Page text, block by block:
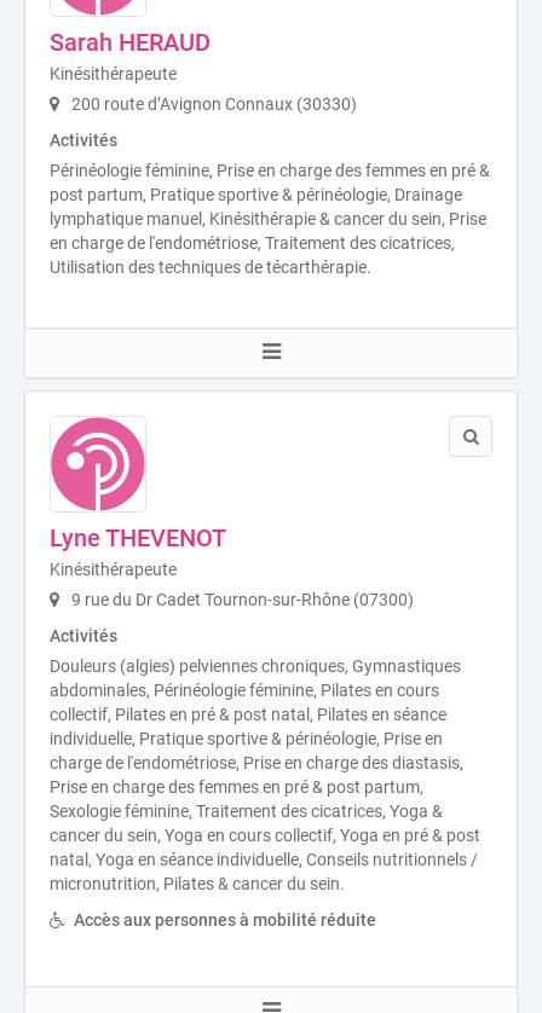
Sarah HERAUD
Kinésithérapeute
200 route d’Avignon Connaux (30330)
Activités
Périnéologie féminine, Prise en charge des femmes en pré &
post partum, Pratique sportive & périnéologie, Drainage
lymphatique manuel, Kinésithérapie & cancer du sein, Prise
en charge de l'endométriose, Traitement des cicatrices,
Utilisation des techniques de técarthérapie.
Lyne THEVENOT
Kinésithérapeute
9 rue du Dr Cadet Tournon-sur-Rhône (07300)
Activités
Douleurs (algies) pelviennes chroniques, Gymnastiques
abdominales, Périnéologie féminine, Pilates en cours
collectif, Pilates en pré & post natal, Pilates en séance
individuelle, Pratique sportive & périnéologie, Prise en
charge de l'endométriose, Prise en charge des diastasis,
Prise en charge des femmes en pré & post partum,
Sexologie féminine, Traitement des cicatrices, Yoga &
cancer du sein, Yoga en cours collectif, Yoga en pré & post
natal, Yoga en séance individuelle, Conseils nutritionnels /
micronutrition, Pilates & cancer du sein.
Accès aux personnes à mobilité réduite